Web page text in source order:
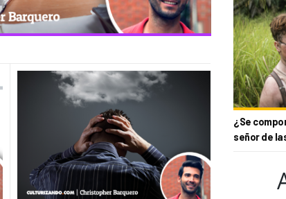
¿Se
señor de